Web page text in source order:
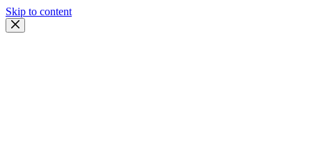
Skip to content